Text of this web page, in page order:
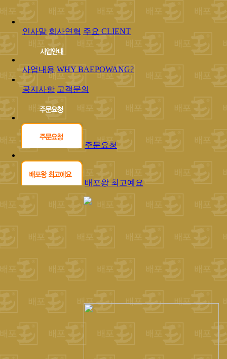
인사말 회사연혁 주요 CLIENT
사업내용 WHY BAEPOWANG?
공지사항 고객문의
주문요청
배포왕 최고예요